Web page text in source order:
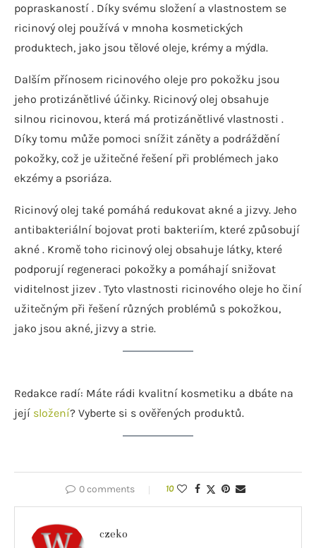
popraskaností . Díky svému složení a vlastnostem se
ricinový olej používá v mnoha kosmetických
produktech, jako jsou tělové oleje, krémy a mýdla.
Dalším přínosem ricinového oleje pro pokožku jsou
jeho protizánětlivé účinky. Ricinový olej obsahuje
silnou ricinovou, která má protizánětlivé vlastnosti .
Díky tomu může pomoci snížit záněty a podráždění
pokožky, což je užitečné řešení při problémech jako
ekzémy a psoriáza.
Ricinový olej také pomáhá redukovat akné a jizvy. Jeho
antibakteriální bojovat proti bakteriím, které způsobují
akné . Kromě toho ricinový olej obsahuje látky, které
podporují regeneraci pokožky a pomáhají snižovat
viditelnost jizev . Tyto vlastnosti ricinového oleje ho činí
užitečným při řešení různých problémů s pokožkou,
jako jsou akné, jizvy a strie.
Redakce radí: Máte rádi kvalitní kosmetiku a dbáte na
její složení? Vyberte si s ověřených produktů.
0 comments 10
czeko